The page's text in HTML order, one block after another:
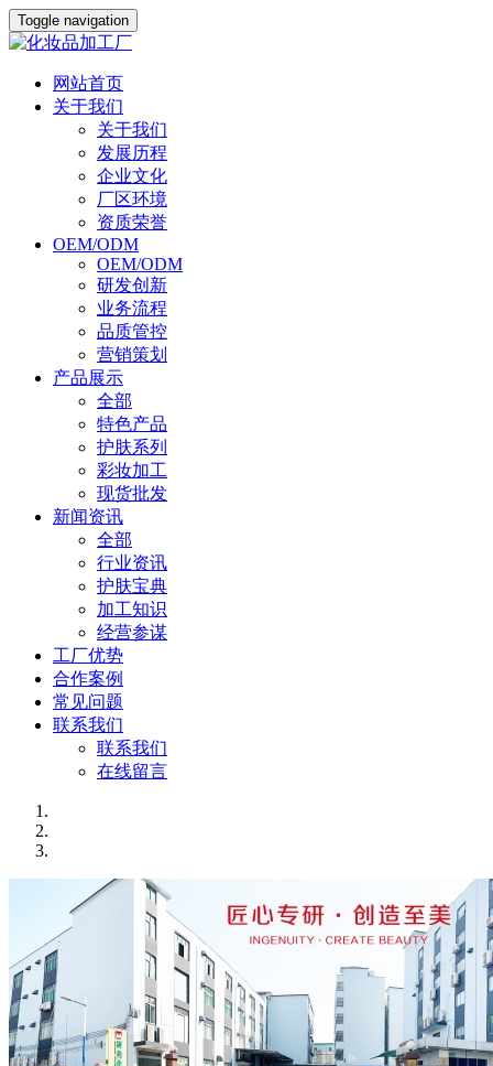
Toggle navigation
网站首页
关于我们
关于我们
发展历程
企业文化
厂区环境
资质荣誉
OEM/ODM
OEM/ODM
研发创新
业务流程
品质管控
营销策划
产品展示
全部
特色产品
护肤系列
彩妆加工
现货批发
新闻资讯
全部
行业资讯
护肤宝典
加工知识
经营参谋
工厂优势
合作案例
常见问题
联系我们
联系我们
在线留言